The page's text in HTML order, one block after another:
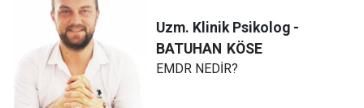
Uzm. Klinik Psikolog -
BATUHAN KÖSE
EMDR NEDİR?